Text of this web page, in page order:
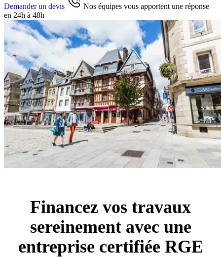
Demander un devis
Nos équipes vous apportent une réponse
en 24h à 48h
Financez vos travaux
sereinement avec une
entreprise certifiée RGE